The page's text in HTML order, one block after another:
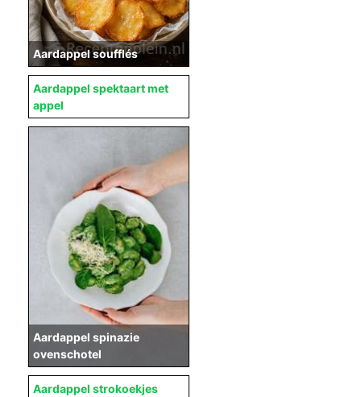
Aardappel soufflés
Aardappel spektaart met
appel
Aardappel spinazie
ovenschotel
Aardappel strokoekjes